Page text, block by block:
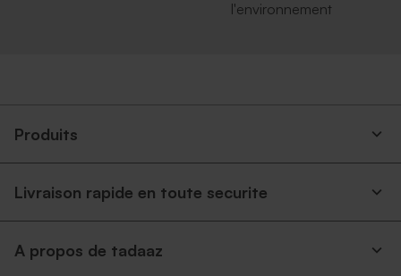
l'environnement
Produits
Livraison rapide en toute securite
A propos de tadaaz